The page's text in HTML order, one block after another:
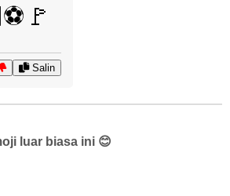
Salin
luar biasa ini 😊